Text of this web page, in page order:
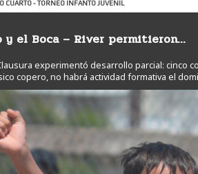
CUARTO - TORNEO INFANTO JUVENIL
y el Boca – River permitieron…
experimentó desarrollo parcial: cinco
copero, no habrá actividad formativa el